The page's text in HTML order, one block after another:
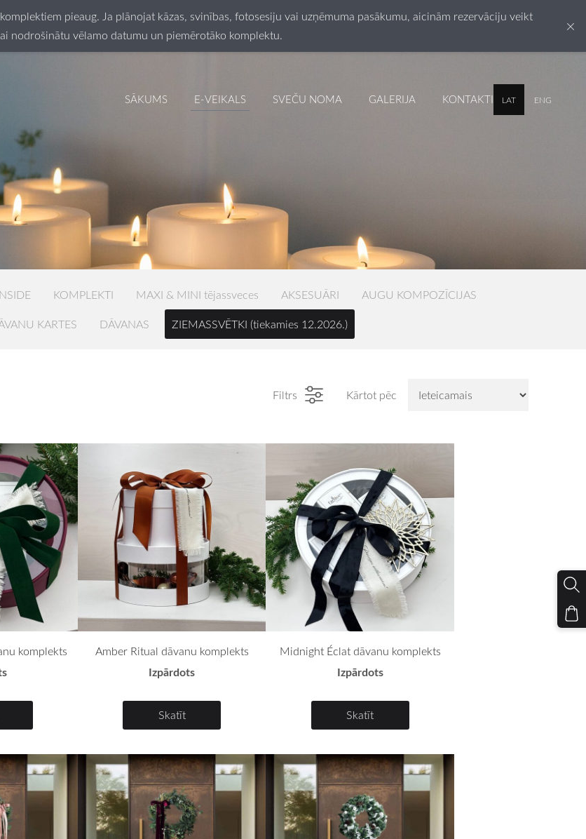
pieaug. Ja plānojat kāzas, svinības, fotosesiju vai uzņēmuma pasākumu, aicinām rezervāciju veikt
nodrošinātu vēlamo datumu un piemērotāko komplektu.
×
SĀKUMS E-VEIKALS SVEČU NOMA GALERIJA KONTAKTI LAT ENG
KOMPLEKTI MAXI & MINI tējassveces AKSESUĀRI
AUGU KOMPOZĪCIJAS
KARTES DĀVANAS ZIEMASSVĒTKI (tiekamies 12.2026.)
Filtrs Kārtot pēc
komplekts Amber Ritual dāvanu komplekts
Izpārdots
Skatīt
Midnight Éclat dāvanu komplekts
Izpārdots
Skatīt